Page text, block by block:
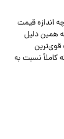
اندازه قیمت
همین دلیل
قوی‌ترین
کاملاً نسبت به